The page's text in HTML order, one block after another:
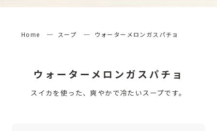
Home スープ ウォーターメロンガスパチョ
ウォーターメロンガスパチョ
スイカを使った、爽やかで冷たいスープです。